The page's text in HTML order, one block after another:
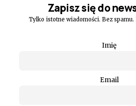
Zapisz się do
Tylko istotne wiadomości. Bez spamu.
Imię
Email